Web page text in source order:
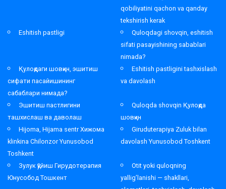
qobiliyatini qachon va qanday
tekshirish kerak
Eshitish pastligi
Quloqdagi shovqin, eshitish
sifati pasayishining sabablari
nimada?
Қулоқдаги шовқин, эшитиш
сифати пасайишининг
сабаблари нимада?
Eshitish pastligini tashxislash
va davolash
Эшитиш пастлигини
ташхислаш ва даволаш
Quloqda shovqin Қулоқда
шовқин
Hijoma, Hijama sentr Хижома
klinkina Chilonzor Yunusobod
Toshkent
Giruduterapiya Zuluk bilan
davolash Yunusobod Toshkent
Зулук қўйиш Гирудотерапия
Юнусобод Тошкент
Otit yoki quloqning
yallig’lanishi — shakllari,